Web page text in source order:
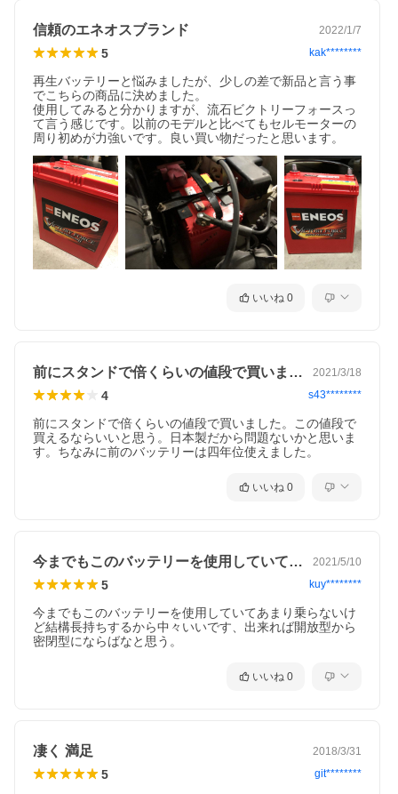
信頼のエネオスブランド 2022/1/7
5 kak********
再生バッテリーと悩みましたが、少しの差で新品と言う事
でこちらの商品に決めました。
使用してみると分かりますが、流石ビクトリーフォースっ
て言う感じです。以前のモデルと比べてもセルモーターの
周り初めが力強いです。良い買い物だったと思います。
いいね 0
前にスタンドで倍くらいの値段で買いまし… 2021/3/18
4 s43********
前にスタンドで倍くらいの値段で買いました。この値段で
買えるならいいと思う。日本製だから問題ないかと思いま
す。ちなみに前のバッテリーは四年位使えました。
いいね 0
今までもこのバッテリーを使用していてあ… 2021/5/10
5 kuy********
今までもこのバッテリーを使用していてあまり乗らないけ
ど結構長持ちするから中々いいです、出来れば開放型から
密閉型にならばなと思う。
いいね 0
凄く 満足 2018/3/31
5 git********